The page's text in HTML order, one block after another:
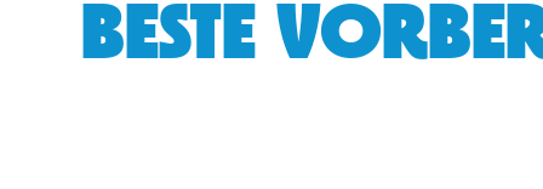
BESTE